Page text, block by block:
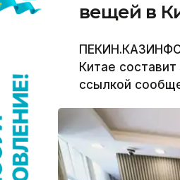
вещей в
Китае
ссылкой